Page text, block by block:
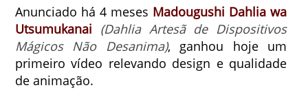
Anunciado há 4 meses Madougushi Dahlia wa
Utsumukanai (Dahlia Artesã de Dispositivos
Mágicos Não Desanima), ganhou hoje um
primeiro vídeo relevando design e qualidade
de animação.